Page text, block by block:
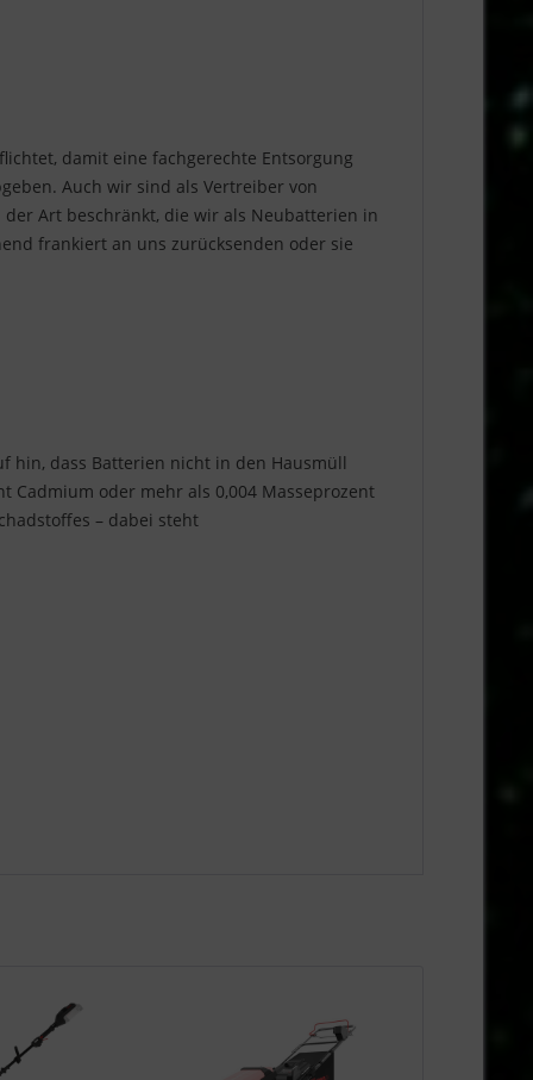
damit eine fachgerechte Entsorgung
Auch wir sind als Vertreiber von
Art beschränkt, die wir als Neubatterien in
frankiert an uns zurücksenden oder sie
hin, dass Batterien nicht in den Hausmüll
Cadmium oder mehr als 0,004 Masseprozent
– dabei steht